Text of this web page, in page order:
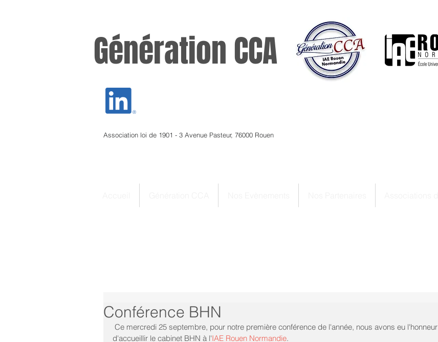
Génération CCA
Association loi de 1901 - 3 Avenue Pasteur, 76000 Rouen
Conférence BHN
Ce mercredi 25 septembre, pour notre première conférence de l'année, nous avons eu l'honneur
d'accueillir le cabinet BHN à l'IAE Rouen Normandie.